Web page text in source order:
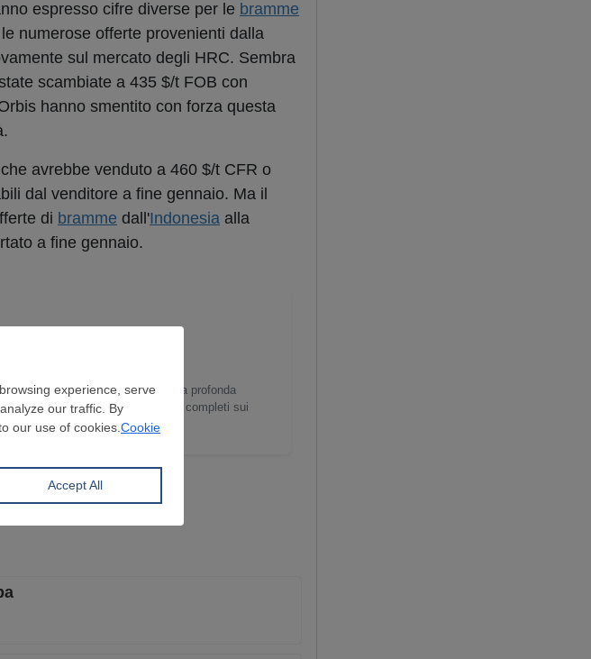
espresso cifre diverse per le bramme
numerose offerte provenienti dalla
sul mercato degli HRC. Sembra
scambiate a 435 $/t FOB con
hanno smentito con forza questa
avrebbe venduto a 460 $/t CFR o
dal venditore a fine gennaio. Ma il
di bramme dall'Indonesia alla
a fine gennaio.
gli ultimi 15 anni sviluppando una profonda
Scrivo e curo notizie e report completi sui